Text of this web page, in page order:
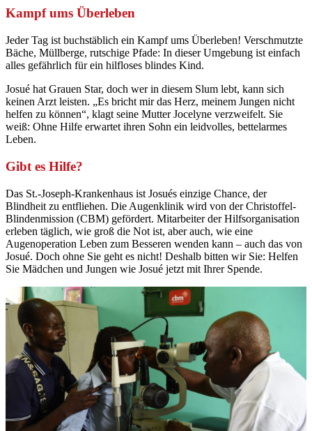
Kampf ums Überleben
Jeder Tag ist buchstäblich ein Kampf ums Überleben! Verschmutzte
Bäche, Müllberge, rutschige Pfade: In dieser Umgebung ist einfach
alles gefährlich für ein hilfloses blindes Kind.
Josué hat Grauen Star, doch wer in diesem Slum lebt, kann sich
keinen Arzt leisten. „Es bricht mir das Herz, meinem Jungen nicht
helfen zu können“, klagt seine Mutter Jocelyne verzweifelt. Sie
weiß: Ohne Hilfe erwartet ihren Sohn ein leidvolles, bettelarmes
Leben.
Gibt es Hilfe?
Das St.-Joseph-Krankenhaus ist Josués einzige Chance, der
Blindheit zu entfliehen. Die Augenklinik wird von der Christoffel-
Blindenmission (CBM) gefördert. Mitarbeiter der Hilfsorganisation
erleben täglich, wie groß die Not ist, aber auch, wie eine
Augenoperation Leben zum Besseren wenden kann – auch das von
Josué. Doch ohne Sie geht es nicht! Deshalb bitten wir Sie: Helfen
Sie Mädchen und Jungen wie Josué jetzt mit Ihrer Spende.